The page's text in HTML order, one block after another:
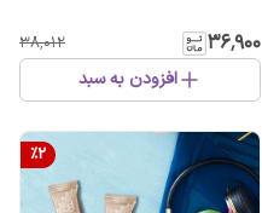
۳۶٬۹۰۰ ۳۸٬۰۱۲
افزودن به سبد
%2